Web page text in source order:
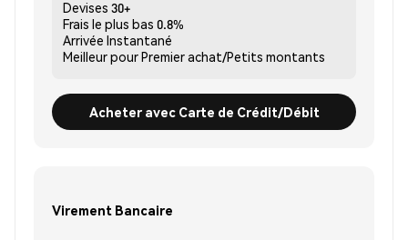
Devises 30+
Frais le plus bas 0.8%
Arrivée Instantané
Meilleur pourPremier achat/Petits montants
Acheter avec Carte de Crédit/Débit
Virement Bancaire